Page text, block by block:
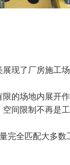
现了厂房施工
的场地内展开
间限制不再是工
完全匹配大多数